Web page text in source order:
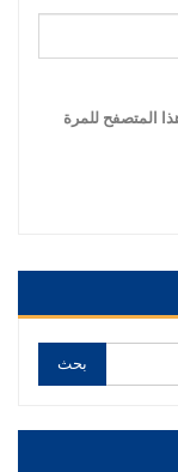
المتصفح للمرة